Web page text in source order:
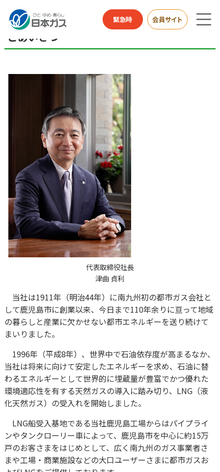
緊急時 会員サイト
企業情報TOP 会社概要
ごあいさつ
代表取締役社長
津曲 貞利
当社は1911年（明治44年）に南九州初の都市ガス会社と
して鹿児島市に創業以来、今日まで110年余りに亘って地域
の暮らしと産業に欠かせない都市エネルギーを送り続けて
まいりました。
1996年（平成8年）、世界中で石油依存度が高まるなか、
当社は将来に向けて安定したエネルギーを求め、石油に替
わるエネルギーとして世界的に埋蔵量が豊富でかつ優れた
環境適応性を有する天然ガスの導入に踏み切り、LNG（液
化天然ガス）の受入れを開始しました。
LNG船受入基地である当社鹿児島工場からはパイプライ
ンやタンクローリー車によって、鹿児島市を中心に約15万
戸のお客さまをはじめとして、広く南九州のガス事業者さ
まや工場・商業施設などの大口ユーザーさまに都市ガスお